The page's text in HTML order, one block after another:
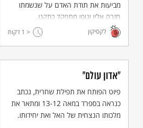
מביעות את תודת האדם על שנשמתו
חזרה אליו וגופו מתפקד כתקנו.
לקסיקון < 1 דקות
"אדון עולם"
פיוט הפותח את תפילת שחרית, נכתב
כנראה בספרד במאה 13-12 ומתאר את
מלכותו הנצחית של האל ואת יחידותו.